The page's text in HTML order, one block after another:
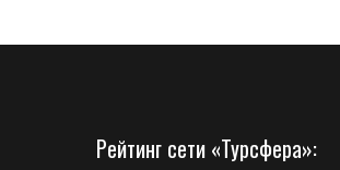
Рейтинг сети «Турсфера»: